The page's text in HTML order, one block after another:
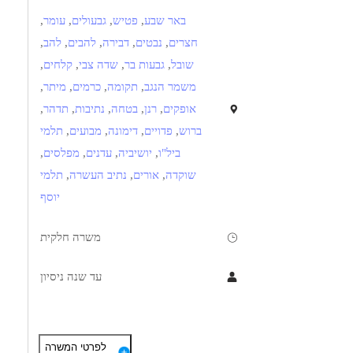
באר שבע, פטיש, גבעולים, עומר,
חצרים, נבטים, דבירה, להבים, להב,
שובל, גבעות בר, שדה צבי, קלחים,
משמר הנגב, תקומה, כרמים, מיתר,
אופקים, רנן, בטחה, נתיבות, תדהר,
ברוש, פדויים, דימונה, מבועים, תלמי
ביל"ו, יושיביה, עדנים, מפלסים,
שוקדה, אורים, נתיב העשרה, תלמי
יוסף
משרה חלקית
עד שנה ניסיון
דרישות
לפרטי המשרה